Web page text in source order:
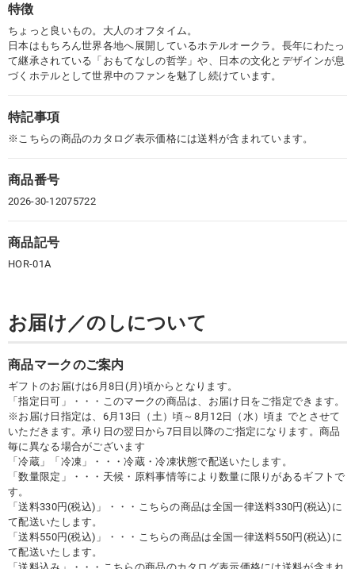
特徴
ちょっと良いもの。大人のオフタイム。
日本はもちろん世界各地へ展開しているホテルオークラ。長年にわたっ
て継承されている「おもてなしの哲学」や、日本の文化とデザインが息
づくホテルとして世界中のファンを魅了し続けています。
特記事項
※こちらの商品のカタログ表示価格には送料が含まれています。
商品番号
2026-30-12075722
商品記号
HOR-01A
お届け／のしについて
商品マークのご案内
ギフトのお届けは6月8日(月)頃からとなります。
「指定日可」・・・このマークの商品は、お届け日をご指定できます。
※お届け日指定は、6月13日（土）頃～8月12日（水）頃ま でとさせて
いただきます。承り日の翌日から7日目以降のご指定になります。商品
毎に異なる場合がございます
「冷蔵」「冷凍」・・・冷蔵・冷凍状態で配送いたします。
「数量限定」・・・天候・原料事情等により数量に限りがあるギフトで
す。
「送料330円(税込)」・・・こちらの商品は全国一律送料330円(税込)に
て配送いたします。
「送料550円(税込)」・・・こちらの商品は全国一律送料550円(税込)に
て配送いたします。